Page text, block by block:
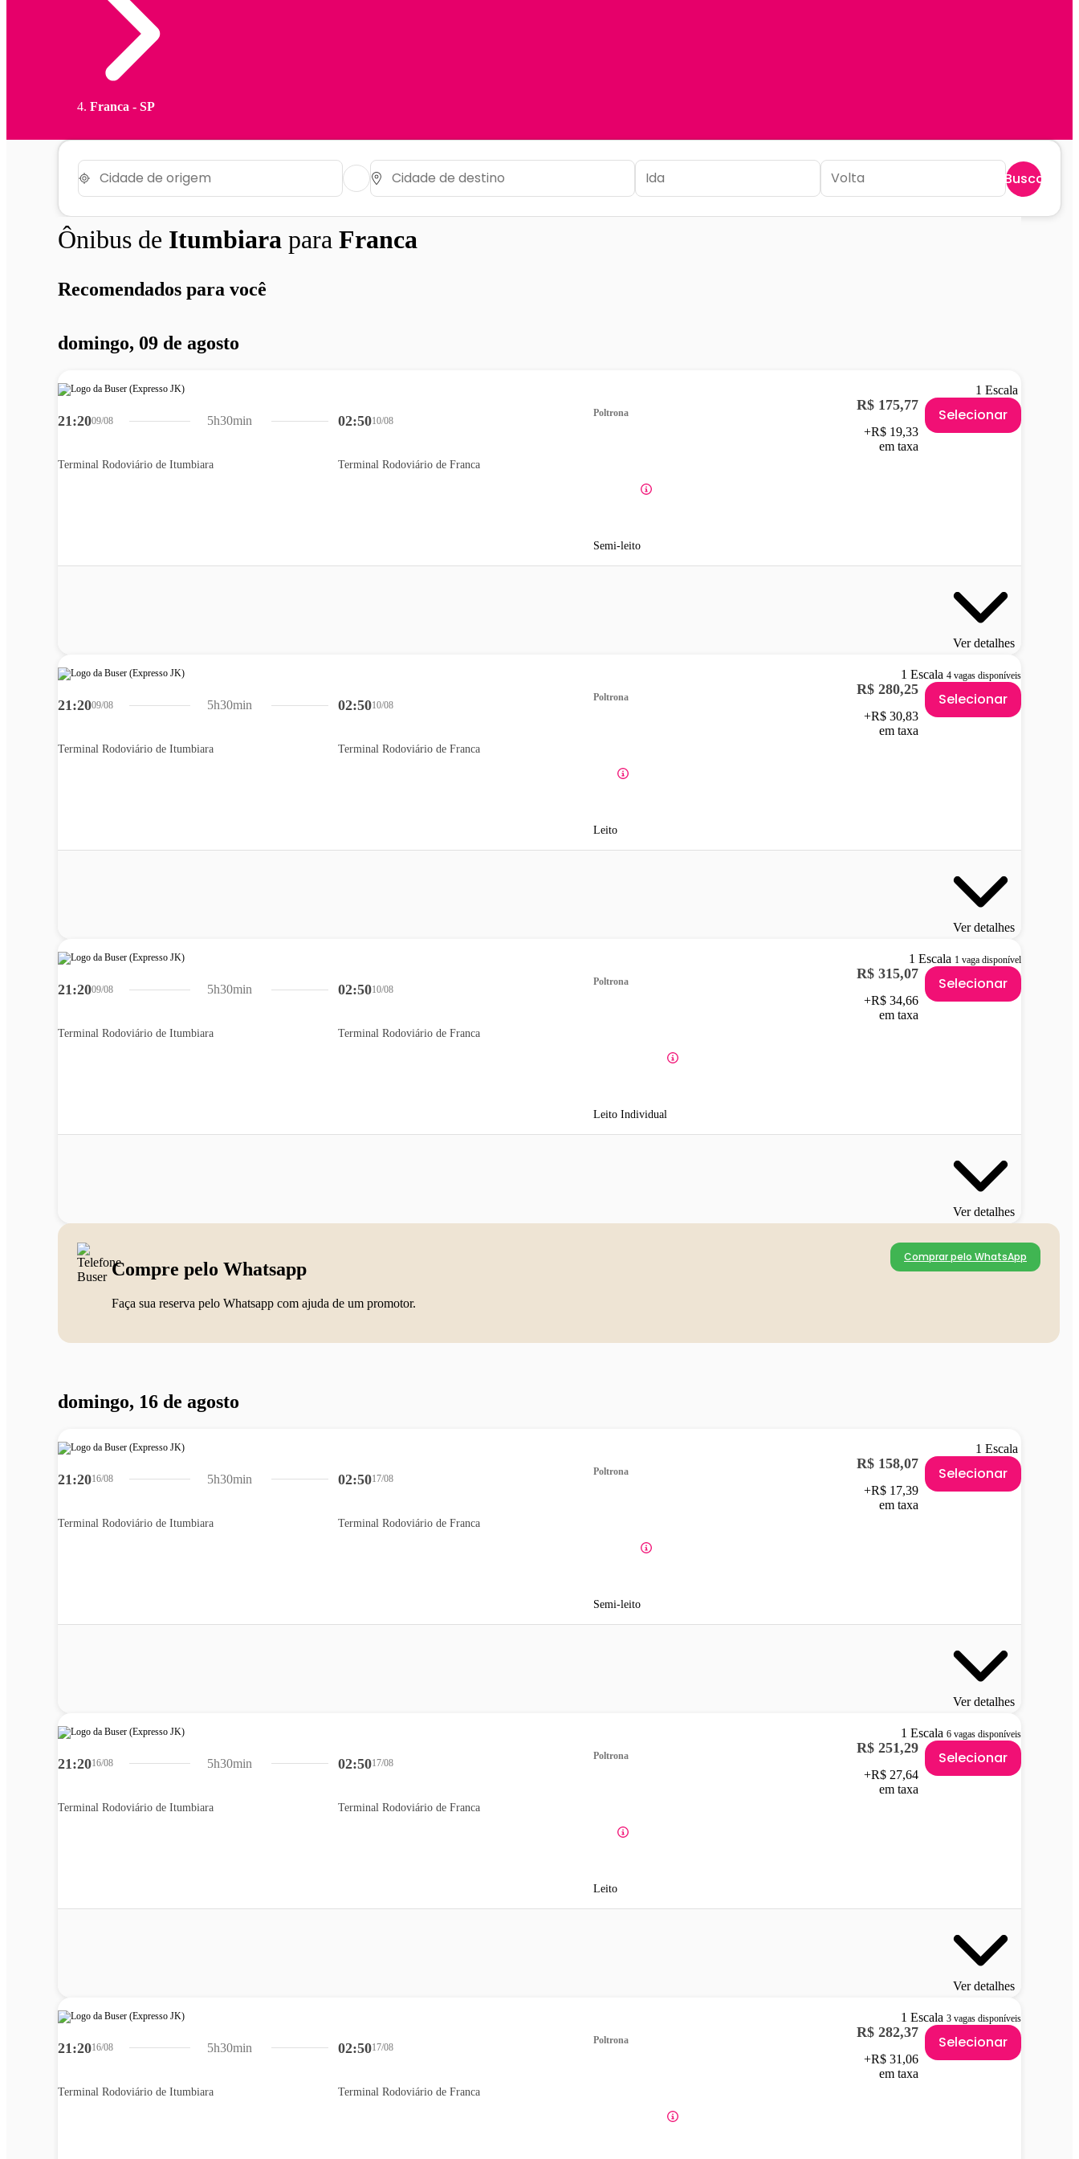
Franca - SP
Buscar
Ônibus de Itumbiara para Franca
Recomendados para você
domingo, 09 de agosto
1 Escala
21:2009/08
Terminal Rodoviário de Itumbiara
02:5010/08
Terminal Rodoviário de Franca
5h30min
Poltrona
Semi-leito
R$ 175,77
+R$ 19,33
em taxa
Selecionar
Ver detalhes
1 Escala 4 vagas disponíveis
21:2009/08
Terminal Rodoviário de Itumbiara
02:5010/08
Terminal Rodoviário de Franca
5h30min
Poltrona
Leito
R$ 280,25
+R$ 30,83
em taxa
Selecionar
Ver detalhes
1 Escala 1 vaga disponível
21:2009/08
Terminal Rodoviário de Itumbiara
02:5010/08
Terminal Rodoviário de Franca
5h30min
Poltrona
Leito Individual
R$ 315,07
+R$ 34,66
em taxa
Selecionar
Ver detalhes
Compre pelo Whatsapp
Faça sua reserva pelo Whatsapp com ajuda de um promotor.
Comprar pelo WhatsApp
domingo, 16 de agosto
1 Escala
21:2016/08
Terminal Rodoviário de Itumbiara
02:5017/08
Terminal Rodoviário de Franca
5h30min
Poltrona
Semi-leito
R$ 158,07
+R$ 17,39
em taxa
Selecionar
Ver detalhes
1 Escala 6 vagas disponíveis
21:2016/08
Terminal Rodoviário de Itumbiara
02:5017/08
Terminal Rodoviário de Franca
5h30min
Poltrona
Leito
R$ 251,29
+R$ 27,64
em taxa
Selecionar
Ver detalhes
1 Escala 3 vagas disponíveis
21:2016/08
Terminal Rodoviário de Itumbiara
02:5017/08
Terminal Rodoviário de Franca
5h30min
Poltrona R$ 282,37
+R$ 31,06
em taxa
Selecionar